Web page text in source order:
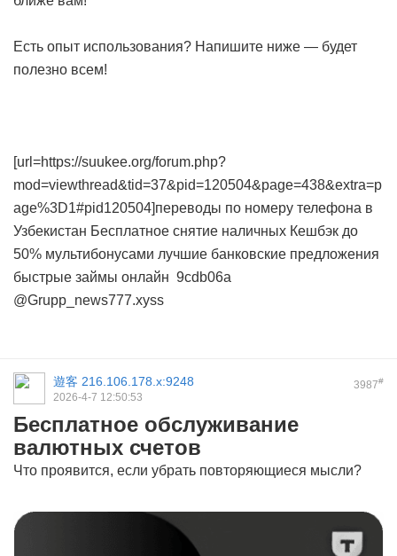
Есть опыт использования? Напишите ниже — будет
полезно всем!
[url=https://suukee.org/forum.php?
mod=viewthread&tid=37&pid=120504&page=438&extra=p
age%3D1#pid120504]переводы по номеру телефона в
Узбекистан Бесплатное снятие наличных Кешбэк до
50% мультибонусами лучшие банковские предложения
быстрые займы онлайн 9cdb06a
@Grupp_news777.xyss
3987#
遊客 216.106.178.x:9248
2026-4-7 12:50:53
Бесплатное обслуживание
валютных счетов
Что проявится, если убрать повторяющиеся мысли?